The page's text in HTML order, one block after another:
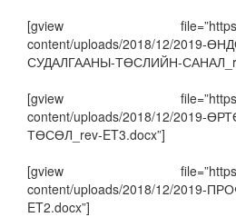
[gview file=”https://
content/uploads/2018/12/2019-
СУДАЛГААНЫ-ТӨСЛИЙН-
[gview file=”https://
content/uploads/2018/12/2019-
ТӨСӨЛ_rev-ET3.docx”]
[gview file=”https://
content/uploads/2018/12/2019-
ET2.docx”]